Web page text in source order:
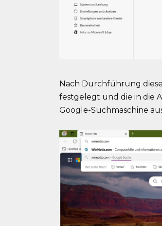
Nach Durchführung
festgelegt und die in die
Google-Suchmaschine